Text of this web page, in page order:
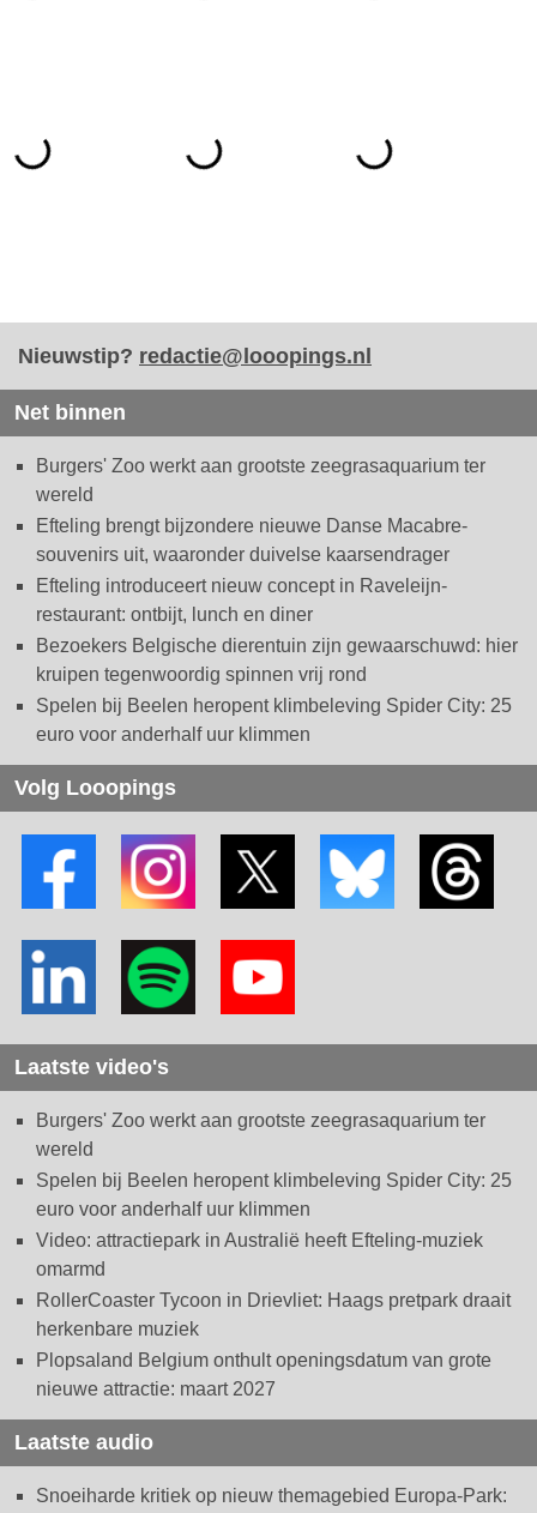
Nieuwstip? redactie@looopings.nl
Net binnen
Burgers' Zoo werkt aan grootste zeegrasaquarium ter
wereld
Efteling brengt bijzondere nieuwe Danse Macabre-
souvenirs uit, waaronder duivelse kaarsendrager
Efteling introduceert nieuw concept in Raveleijn-
restaurant: ontbijt, lunch en diner
Bezoekers Belgische dierentuin zijn gewaarschuwd: hier
kruipen tegenwoordig spinnen vrij rond
Spelen bij Beelen heropent klimbeleving Spider City: 25
euro voor anderhalf uur klimmen
Volg Looopings
Laatste video's
Burgers' Zoo werkt aan grootste zeegrasaquarium ter
wereld
Spelen bij Beelen heropent klimbeleving Spider City: 25
euro voor anderhalf uur klimmen
Video: attractiepark in Australië heeft Efteling-muziek
omarmd
RollerCoaster Tycoon in Drievliet: Haags pretpark draait
herkenbare muziek
Plopsaland Belgium onthult openingsdatum van grote
nieuwe attractie: maart 2027
Laatste audio
Snoeiharde kritiek op nieuw themagebied Europa-Park: